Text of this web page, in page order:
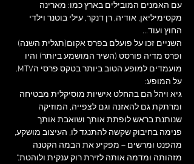
עם האמנים המובילים בארץ כמו: מארינה
מקסימיליאן, אודיה, רן דנקר, עילי בוטנר וילדי
השניים זכו על פועלם בפרס אקום(תגלית השנה)
ופרס מדיה פורסט (השיר המושמע ביותר) והיו
מועמדים למופע הטוב ביותר בטקס פרסי הMTV.
גיא ויהל הם בהחלט אישיות מוסיקלית מבטיחה
ומרתקת גם להאזנה וגם לצפייה, המוזיקה
שנותנת בראש לופתת אותך ושואבת אותך
פנימה בחיבוק שקשה להתנגד לו, העיצוב מושקע,
מהפנט ומרשים – מפקיע את הבמה הקטנה
מזהותה ומדמה אותה לזירת רוק ענקית ולוהטת."